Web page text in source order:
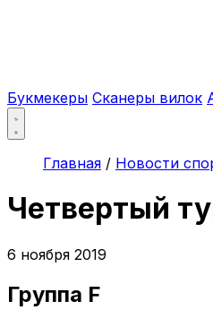
Букмекеры Сканеры вилок
Главная / Новости
Четвертый
6 ноября 2019
Группа F